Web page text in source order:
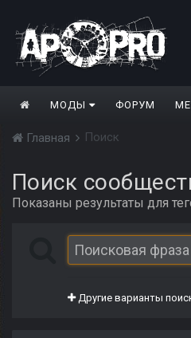
МОДЫ ФОРУМ
Главная Поиск
Поиск
Показаны результаты для
Другие варианты